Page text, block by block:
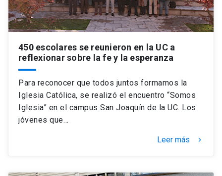
450 escolares se reunieron en la UC a
reflexionar sobre la fe y la esperanza
Para reconocer que todos juntos formamos la
Iglesia Católica, se realizó el encuentro “Somos
Iglesia” en el campus San Joaquín de la UC. Los
jóvenes que…
Leer más keyboard_arrow_right